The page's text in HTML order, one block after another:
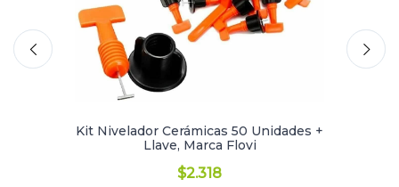
Kit Nivelador Cerámicas 50 Unidades +
Llave, Marca Flovi
$2.318